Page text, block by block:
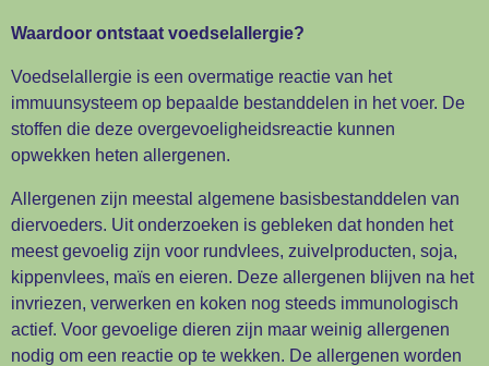
Waardoor ontstaat voedselallergie?
Voedselallergie is een overmatige reactie van het
immuunsysteem op bepaalde bestanddelen in het voer. De
stoffen die deze overgevoeligheidsreactie kunnen
opwekken heten allergenen.
Allergenen zijn meestal algemene basisbestanddelen van
diervoeders. Uit onderzoeken is gebleken dat honden het
meest gevoelig zijn voor rundvlees, zuivelproducten, soja,
kippenvlees, maïs en eieren. Deze allergenen blijven na het
invriezen, verwerken en koken nog steeds immunologisch
actief. Voor gevoelige dieren zijn maar weinig allergenen
nodig om een reactie op te wekken. De allergenen worden